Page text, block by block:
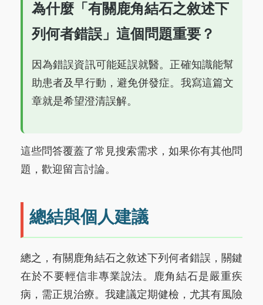
為什麼「有關鹿角結石之敘述下
列何者錯誤」這個問題重要？
因為錯誤資訊可能延誤就醫。正確知識能幫
助患者及早行動，避免併發症。我寫這篇文
章就是希望澄清誤解。
這些問答覆蓋了常見搜索需求，如果你有其他問
題，歡迎留言討論。
總結與個人建議
總之，有關鹿角結石之敘述下列何者錯誤，關鍵
在於不要輕信非專業說法。鹿角結石是嚴重疾
病，需正規治療。我建議定期健檢，尤其有風險